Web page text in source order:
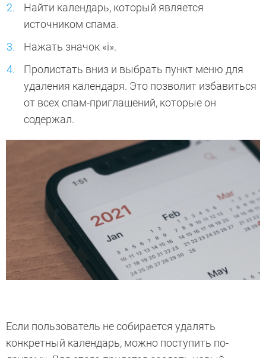
Найти календарь, который является
источником спама.
Нажать значок «i».
Пролистать вниз и выбрать пункт меню для
удаления календаря. Это позволит избавиться
от всех спам-приглашений, которые он
содержал.
Если пользователь не собирается удалять
конкретный календарь, можно поступить по-